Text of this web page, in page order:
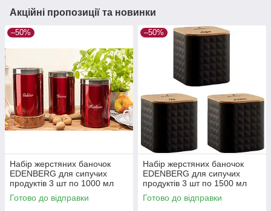
Акційні пропозиції та новинки
–50%
Набір жерстяних баночок
EDENBERG для сипучих
продуктів 3 шт по 1000 мл
Готово до відправки
–50%
Набір жерстяних баночок
EDENBERG для сипучих
продуктів 3 шт по 1500 мл
Готово до відправки